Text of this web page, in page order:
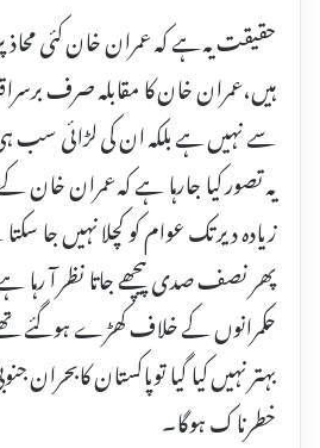
حقیقت یہ ہے کہ عمران خان کئی محاذ
ہیں،عمران خان کا مقابلہ صرف
سے نہیں ہے بلکہ ان کی لڑائی
یہ تصور کیا جارہا ہے کہ عمران
زیادہ دیر تک عوام کو کچلا نہیں جا
پھر نصف صدی پیچھے جاتا نظر آ
حکمرانوں کے خلاف کھڑے ہوگئے
بہتر نہیں کیا گیا توپاکستان کابحران
خطرناک ہوگا۔